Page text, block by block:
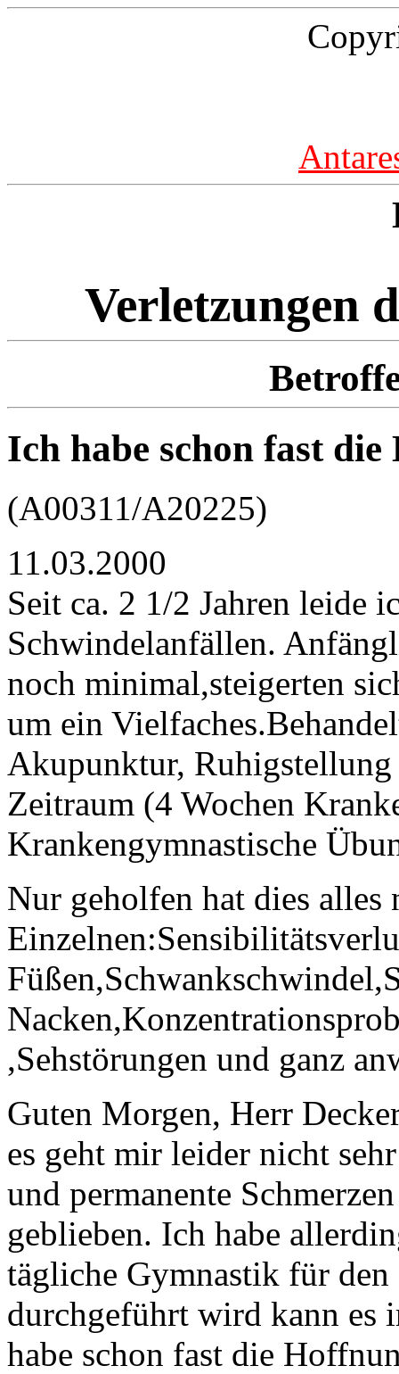
Verletzungen
Ich habe schon fast
(A00311/A20225)
11.03.2000
Seit ca. 2 1/2 Jahren leide
Schwindelanfällen.
noch minimal,steigerten
um ein
Akupunktur, Ruhigstellung
Zeitraum (4 Wochen
Krankengymnastische
Nur geholfen hat dies
,Sehstörungen und ganz
Guten Morgen, Herr
es geht mir leider nicht
und permanente
geblieben. Ich habe
tägliche Gymnastik für
durchgeführt wird kann es
habe schon fast die